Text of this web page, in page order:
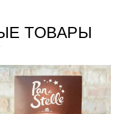
ТОВАРЫ